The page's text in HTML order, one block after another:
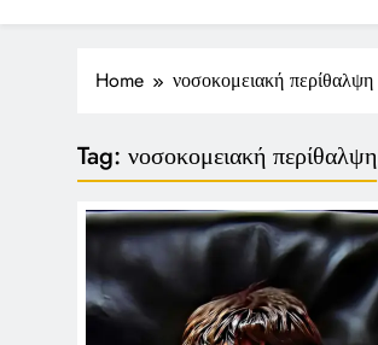
Home νοσοκομειακή περίθαλψη
Tag: νοσοκομειακή περίθαλψη